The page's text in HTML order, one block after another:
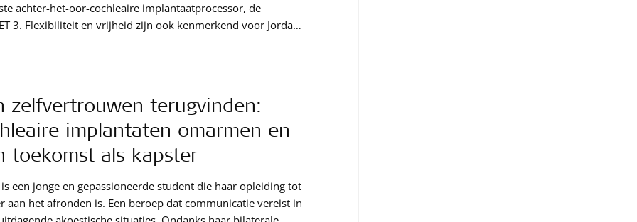
achter-het-oor-cochleaire implantaatprocessor, de
3. Flexibiliteit en vrijheid zijn ook kenmerkend voor Jordan,
zelfvertrouwen terugvinden:
implantaten omarmen en
toekomst als kapster
is een jonge en gepassioneerde student die haar opleiding tot
is. Een beroep dat communicatie vereist in